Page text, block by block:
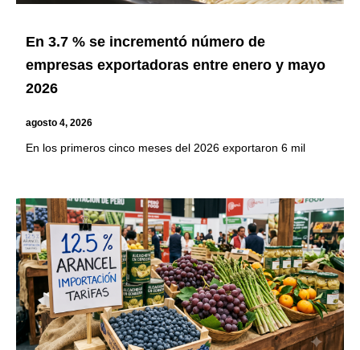
En 3.7 % se incrementó número de
empresas exportadoras entre enero y mayo
2026
agosto 4, 2026
En los primeros cinco meses del 2026 exportaron 6 mil